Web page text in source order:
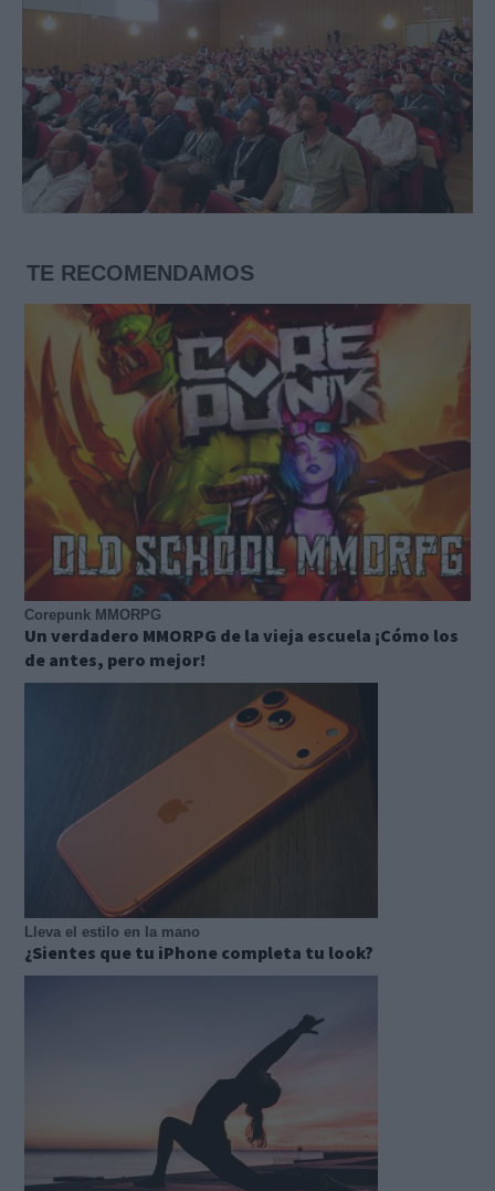
TE RECOMENDAMOS
Corepunk MMORPG
Un verdadero MMORPG de la vieja escuela ¡Cómo los
de antes, pero mejor!
Lleva el estilo en la mano
¿Sientes que tu iPhone completa tu look?